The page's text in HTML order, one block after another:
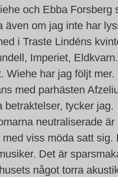
och Ebba
även om jag inte har
i Traste Lindéns
Imperiet, Eldkvarn.
Wiehe har jag följt
med parhästen
betraktelser, tycker jag.
neutraliserade
med viss möda satt
Det är
något torra